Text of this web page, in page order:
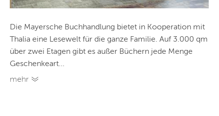
Die Mayersche Buchhandlung bietet in Kooperation mit
Thalia eine Lesewelt für die ganze Familie. Auf 3.000 qm
über zwei Etagen gibt es außer Büchern jede Menge
Geschenkeart...
mehr